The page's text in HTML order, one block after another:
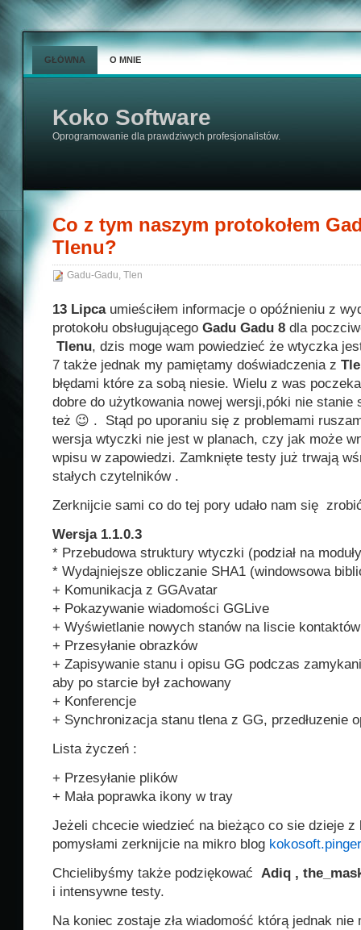
Koko Software
Oprogramowanie dla prawdziwych profesjonalistów.
GŁÓWNA O MNIE
Co z tym naszym protokołem
Tlenu?
Gadu-Gadu, Tlen
13 Lipcaumieściłem informacje o opóźnieniu z
protokołu obsługującego Gadu Gadu 8 dla
Tlenu, dzis moge wam powiedzieć że wtyczka
7 także jednak my pamiętamy doświadczenia z
błędami które za sobą niesie. Wielu z was
dobre do użytkowania nowej wersji,póki nie stanie
też 😉 . Stąd po uporaniu się z problemami
wersja wtyczki nie jest w planach, czy jak może
wpisu w zapowiedzi. Zamknięte testy już trwają
stałych czytelników .
Zerknijcie sami co do tej pory udało nam się
Wersja 1.1.0.3
* Przebudowa struktury wtyczki (podział na
* Wydajniejsze obliczanie SHA1 (windowsowa
+ Komunikacja z GGAvatar
+ Pokazywanie wiadomości GGLive
+ Wyświetlanie nowych stanów na liscie kontaktów
+ Przesyłanie obrazków
+ Zapisywanie stanu i opisu GG podczas
aby po starcie był zachowany
+ Konferencje
+ Synchronizacja stanu tlena z GG, przedłuzenie
Lista życzeń :
+ Przesyłanie plików
+ Mała poprawka ikony w tray
Jeżeli chcecie wiedzieć na bieżąco co sie dzieje z
pomysłami zerknijcie na mikro blog
Chcielibyśmy także podziękować Adiq ,
i intensywne testy.
Na koniec zostaje zła wiadomość którą jednak